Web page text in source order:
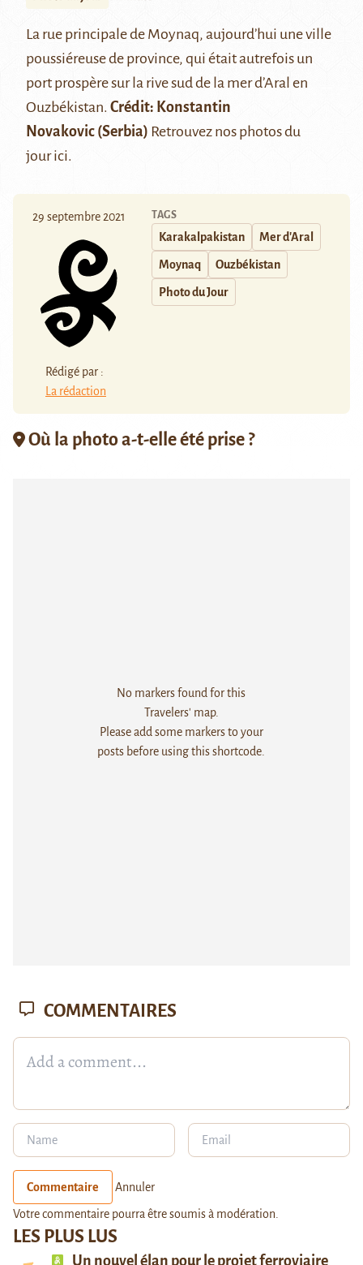
La rue principale de Moynaq, aujourd’hui une ville
poussiéreuse de province, qui était autrefois un
port prospère sur la rive sud de la mer d’Aral en
Ouzbékistan. Crédit: Konstantin
Novakovic (Serbia) Retrouvez nos photos du
jourici.
29 septembre 2021
Rédigé par :
La rédaction
TAGS
Karakalpakistan Mer d'Aral
Moynaq Ouzbékistan
Photo du Jour
Où la photo a-t-elle été prise ?
No markers found for this
Travelers' map.
Please add some markers to your
posts before using this shortcode.
LES PLUS LUS
Un nouvel élan pour le projet ferroviaire
COMMENTAIRES
Commentaire Annuler
Votre commentaire pourra être soumis à modération.